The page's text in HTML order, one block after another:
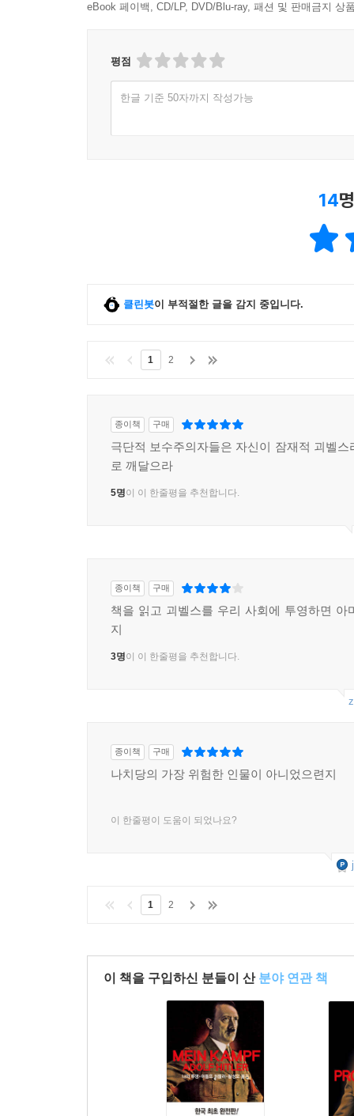
괴벨스는 슈테네스, 돌격대와 결속감을 느끼면서
확고히 하려고 연출한 사건에서 절정에 이르렀다
테러가 있었다. 폭발물을 담은 소포가 우편으로
1932년 2월 22일 제국선전책 괴벨스는 체육궁
‘열광의 물결’이 10분 가까이 계속되었다. …… 괴
‘우리는 아돌프 히틀러에게 투표한다’라는 제목의
걸머지고 있다는 사실, 또 그가 과거 전방에서 싸
파펜이 1933년 1월 30일 아침 10시 직전, 내정된
괴벨스에게 장관직을 부여한다는 것은 보수주
‘총통 각하’가 과장된 엄숙함으로 카이저호프
군중 사이를 뚫고 호텔에 들어섰을 때, 그리고
바뀌었다. 그가 몇 년 전부터 믿기 시작하여 결국
장벽을 가로지르는 ‘민족공동체’ 같은 것들이
수용소 건설, 정치적 반대자에게 가하는 테러 등
것도 변화시킬 수 없었기에 많은 독일인들은
생각하게 되었다. 모든 혁명에는 과격한 행동이
의회주의다.”라고 말했다. …… 그 자신도 ‘총회
자신이 그렇게 경멸하던 제네바의 무대에서 “너
가면은 완벽했다. - 448쪽
10장?위기와 위험을 헤치고 우리는 자유로 간다
나치 선전 선동은 외국을 염두에 두고 평화의 약
여름이 우리에게 좀 더 지속되도록 하소서. 자유
나치 권력자들은 1935년 9월 15일 나치당 제
‘제국국민법’과 “독일의 혈통과 명예를 보존하기
박해의 시작을 괴벨스는 일기에서 이렇게 평가
용기를 갖게 된 것이다.” 1935년 11월 발효된 그
eBook 페이백, CD/LP, DVD/Blu-ray, 패션 및 판매금지 상
평점
한글 기준 50자까지 작성가능
14
클린봇이 부적절한 글을 감지 중입니다.
1 2
종이책 구매
극단적 보수주의자들은 자신이 잠재적 괴벨스
로 깨달으라
5명이 이 한줄평을 추천합니다.
종이책 구매
책을 읽고 괴벨스를 우리 사회에 투영하면 아
지
3명이 이 한줄평을 추천합니다.
종이책 구매
나치당의 가장 위험한 인물이 아니었으련지
이 한줄평이 도움이 되었나요?
1 2
이 책을 구입하신 분들이 산 분야 연관 책